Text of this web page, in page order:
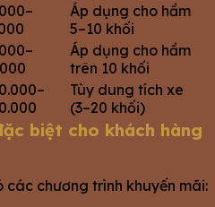
Áp dụng cho hầm
5–10 khối
Áp dụng cho hầm
trên 10 khối
Tùy dung tích xe
(3–20 khối)
biệt cho khách hàng
các chương trình khuyến mãi: